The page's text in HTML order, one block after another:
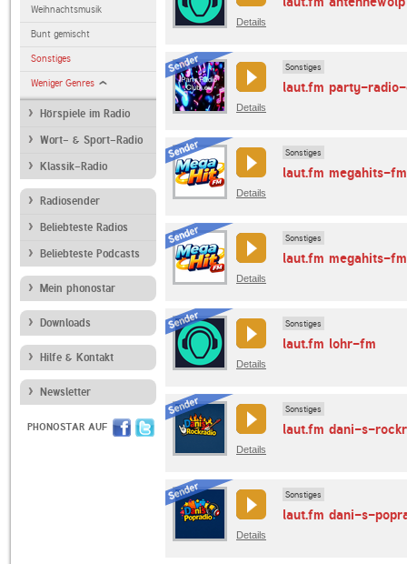
Weihnachtsmusik
Bunt gemischt
Sonstiges
Weniger Genres
Hörspiele im Radio
Wort- & Sport-Radio
Klassik-Radio
Radiosender
Beliebteste Radios
Beliebteste Podcasts
Mein phonostar
Downloads
Hilfe & Kontakt
Newsletter
PHONOSTAR AUF
Details
Details
Sonstiges
laut.fm party-
Details
Sonstiges
laut.fm megahits-
Details
Sonstiges
laut.fm megahits-fm
Details
Sonstiges
laut.fm lohr-fm
Details
Sonstiges
laut.fm dani-s-
Details
Sonstiges
laut.fm dani-s-